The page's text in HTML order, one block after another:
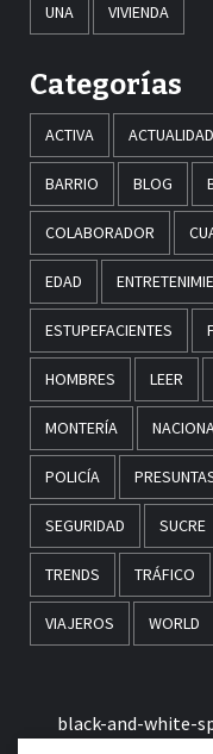
UNA VIVIENDA
Categorías
ACTIVA ACTUALIDAD
BARRIO BLOG
COLABORADOR
EDAD
ESTUPEFACIENTES
HOMBRES LEER
MONTERÍA
POLICÍA
SEGURIDAD SUCRE
TRENDS TRÁFICO
VIAJEROS WORLD
black-and-white-